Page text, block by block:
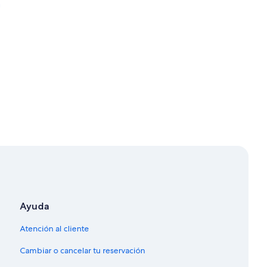
Ayuda
Atención al cliente
Cambiar o cancelar tu reservación